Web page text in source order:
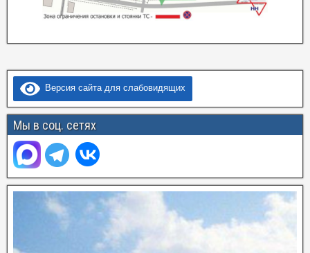
Версия сайта для слабовидящих
Мы в соц. сетях